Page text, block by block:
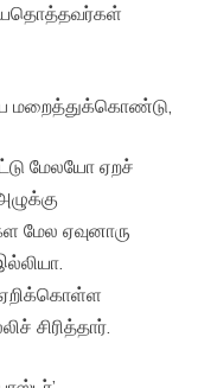
வயதொத்தவர்கள்
மறைத்துக்கொண்டு,
மேலயோ ஏறச்
மேல ஏவுனாரு
ஏறிக்கொள்ள
சிரித்தார்.